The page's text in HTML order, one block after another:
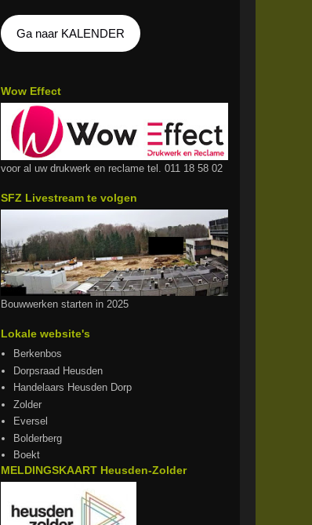
Ga naar KALENDER
Wow Effect
voor al uw drukwerk en reclame tel. 011 18 58 02
SFZ Livestream te volgen
Bouwwerken starten in 2025
Lokale website's
Berkenbos
Dorpsraad Heusden
Handelaars Heusden Dorp
Zolder
Eversel
Bolderberg
Boekt
MELDINGSKAART Heusden-Zolder